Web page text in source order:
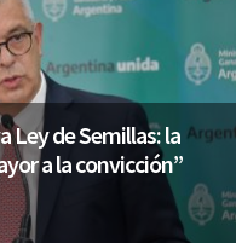
Ley de Semillas: la
a la convicción”